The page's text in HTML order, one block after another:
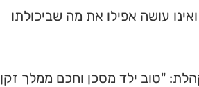
עושה אפילו את מה שביכולתו
"טוב ילד מסכן וחכם ממלך זקן